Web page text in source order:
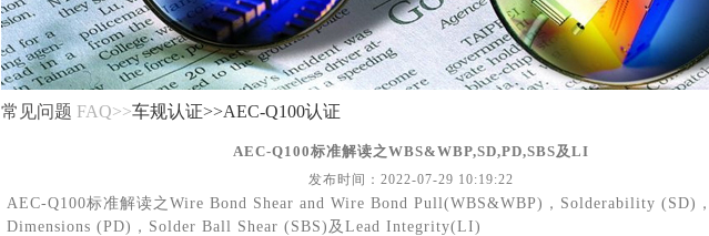
常见问题 FAQ>>车规认证>>AEC-Q100认证
AEC-Q100标准解读之WBS&WBP,SD,PD,SBS及LI
发布时间： 2022-07-29 10:19:22
AEC-Q100标准解读之Wire Bond Shear and Wire Bond Pull(WBS&WBP)，Solderability (SD)
Dimensions (PD)，Solder Ball Shear (SBS)及Lead Integrity(LI)